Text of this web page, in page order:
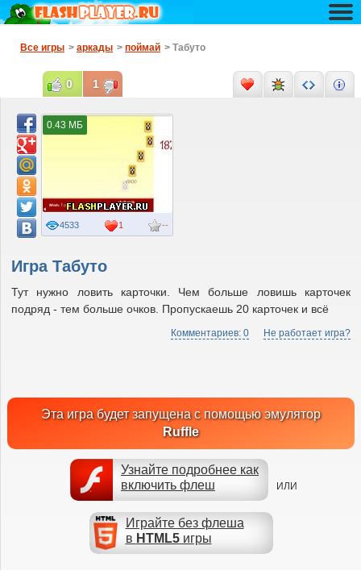
Все игры > аркады > поймай > Табуто
Игра Табуто
Тут нужно ловить карточки. Чем больше ловишь карточек
подряд - тем больше очков. Пропускаешь 20 карточек и всё
Комментариев: 0 Не работает игра?
Эта игра будет запущена с помощью эмулятор
Ruffle
Узнайте подробнее как
включить флеш
ИЛИ
Играйте без флеша
в HTML5игры
--
4533 1
0.43 МБ
0 1